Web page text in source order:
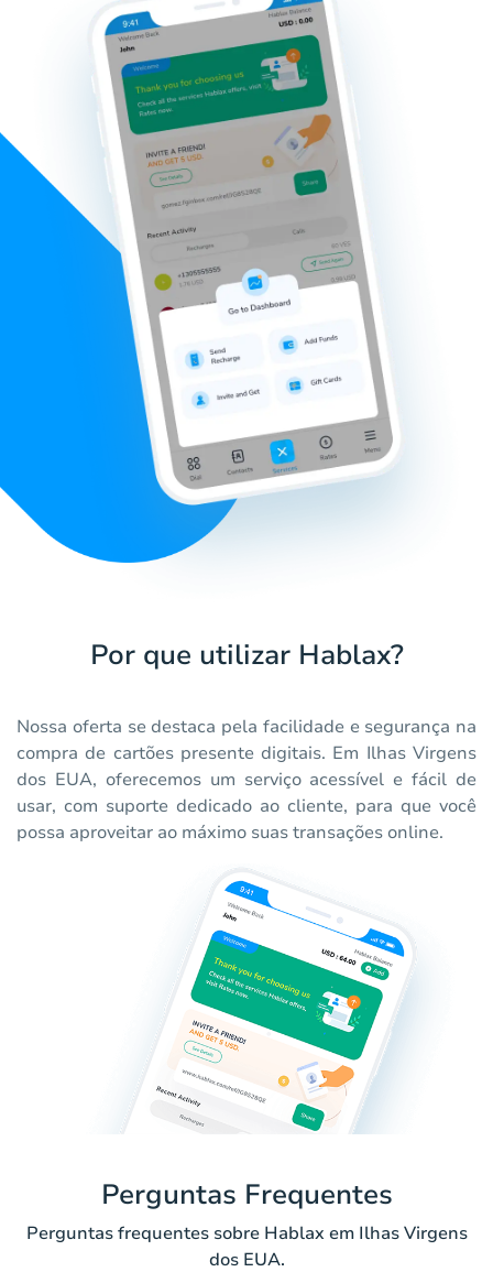
Por que utilizar Hablax?
Nossa oferta se destaca pela facilidade e segurança na
compra de cartões presente digitais. Em Ilhas Virgens
dos EUA, oferecemos um serviço acessível e fácil de
usar, com suporte dedicado ao cliente, para que você
possa aproveitar ao máximo suas transações online.
Perguntas Frequentes
Perguntas frequentes sobre Hablax em Ilhas Virgens
dos EUA.